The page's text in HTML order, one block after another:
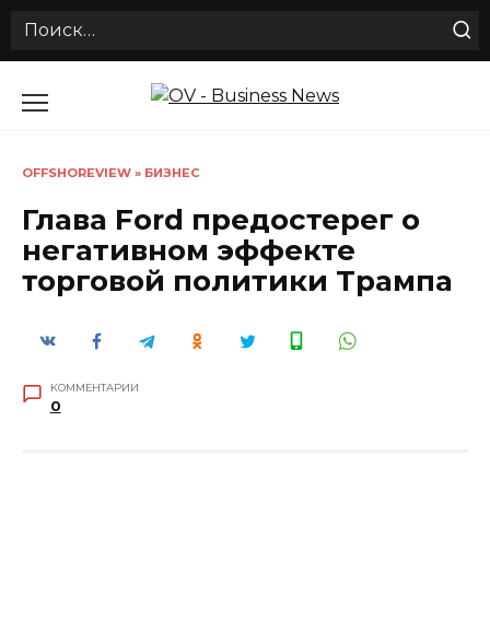
Search
OFFSHOREVIEW » БИЗНЕС
Глава Ford предостерег о
негативном эффекте
торговой политики Трампа
КОММЕНТАРИИ
0